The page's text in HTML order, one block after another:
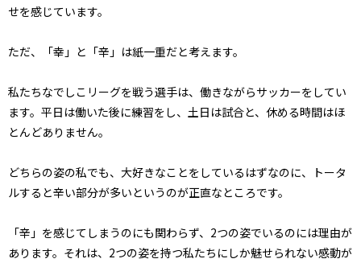
せを感じています。
ただ、「幸」と「辛」は紙一重だと考えます。
私たちなでしこリーグを戦う選手は、働きながらサッカーをしてい
ます。平日は働いた後に練習をし、土日は試合と、休める時間はほ
とんどありません。
どちらの姿の私でも、大好きなことをしているはずなのに、トータ
ルすると辛い部分が多いというのが正直なところです。
「辛」を感じてしまうのにも関わらず、2つの姿でいるのには理由が
あります。それは、2つの姿を持つ私たちにしか魅せられない感動が